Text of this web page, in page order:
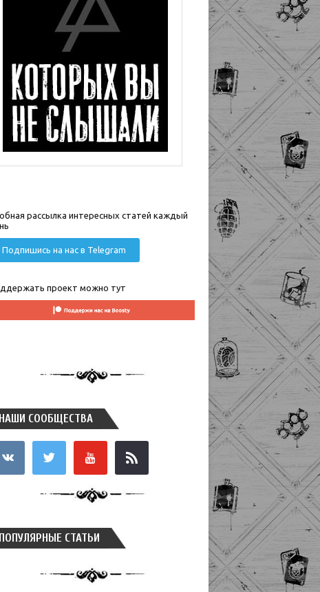
рассылка интересных статей каждый
Подпишись на нас в Telegram
проект можно тут
НАШИ СООБЩЕСТВА
ПОПУЛЯРНЫЕ СТАТЬИ